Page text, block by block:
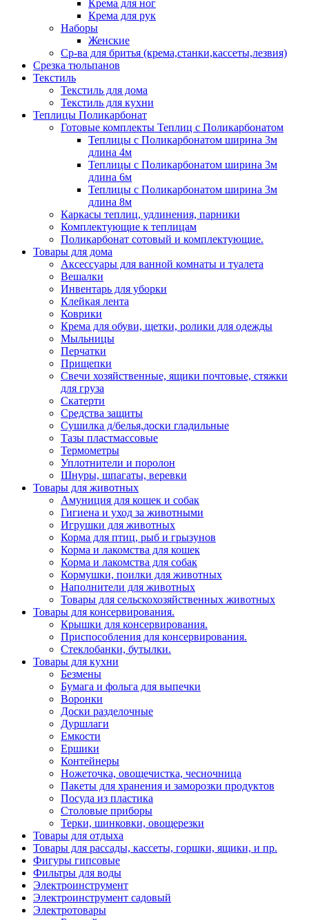
Крема для ног
Крема для рук
Наборы
Женские
Ср-ва для бритья (крема,станки,кассеты,лезвия)
Срезка тюльпанов
Текстиль
Текстиль для дома
Текстиль для кухни
Теплицы Поликарбонат
Готовые комплекты Теплиц с Поликарбонатом
Теплицы с Поликарбонатом ширина 3м
длина 4м
Теплицы с Поликарбонатом ширина 3м
длина 6м
Теплицы с Поликарбонатом ширина 3м
длина 8м
Каркасы теплиц, удлинения, парники
Комплектующие к теплицам
Поликарбонат сотовый и комплектующие.
Товары для дома
Аксессуары для ванной комнаты и туалета
Вешалки
Инвентарь для уборки
Клейкая лента
Коврики
Крема для обуви, щетки, ролики для одежды
Мыльницы
Перчатки
Прищепки
Свечи хозяйственные, ящики почтовые, стяжки
для груза
Скатерти
Средства защиты
Сушилка д/белья,доски гладильные
Тазы пластмассовые
Термометры
Уплотнители и поролон
Шнуры, шпагаты, веревки
Товары для животных
Амуниция для кошек и собак
Гигиена и уход за животными
Игрушки для животных
Корма для птиц, рыб и грызунов
Корма и лакомства для кошек
Корма и лакомства для собак
Кормушки, поилки для животных
Наполнители для животных
Товары для сельскохозяйственных животных
Товары для консервирования.
Крышки для консервирования.
Приспособления для консервирования.
Стеклобанки, бутылки.
Товары для кухни
Безмены
Бумага и фольга для выпечки
Воронки
Доски разделочные
Дуршлаги
Емкости
Ершики
Контейнеры
Ножеточка, овощечистка, чесночница
Пакеты для хранения и заморозки продуктов
Посуда из пластика
Столовые приборы
Терки, шинковки, овощерезки
Товары для отдыха
Товары для рассады, кассеты, горшки, ящики, и пр.
Фигуры гипсовые
Фильтры для воды
Электроинструмент
Электроинструмент садовый
Электротовары